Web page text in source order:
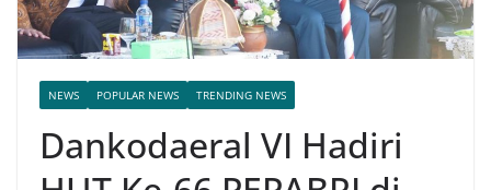
NEWS POPULAR NEWS TRENDING NEWS
Dankodaeral VI Hadiri